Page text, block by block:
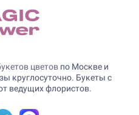
цветов по Москве и
круглосуточно. Букеты с
ведущих флористов.